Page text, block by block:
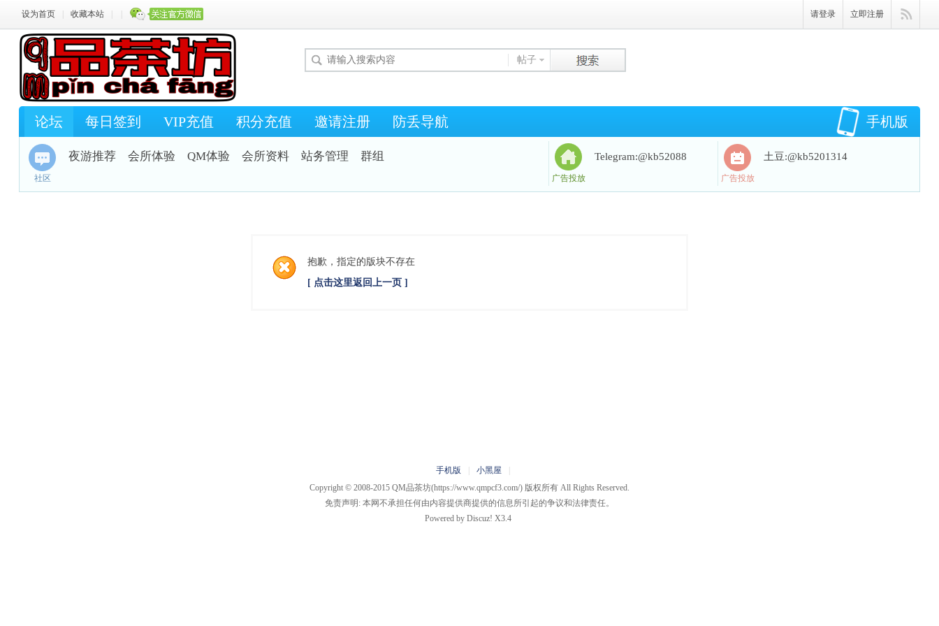
设为首页 收藏本站 请登录 立即注册
帖子
手机版
论坛 每日签到 VIP充值 积分充值 邀请注册 防丢导航
社区
夜游推荐 会所体验 QM体验 会所资料 站务管理 群组 土豆:@kb5201314
广告投放
Telegram:@kb52088
广告投放
抱歉，指定的版块不存在
[ 点击这里返回上一页 ]
手机版 小黑屋
Copyright © 2008-2015 QM品茶坊(https://www.qmpcf3.com/) 版权所有 All Rights Reserved.
免责声明: 本网不承担任何由内容提供商提供的信息所引起的争议和法律责任。
Powered byDiscuz! X3.4